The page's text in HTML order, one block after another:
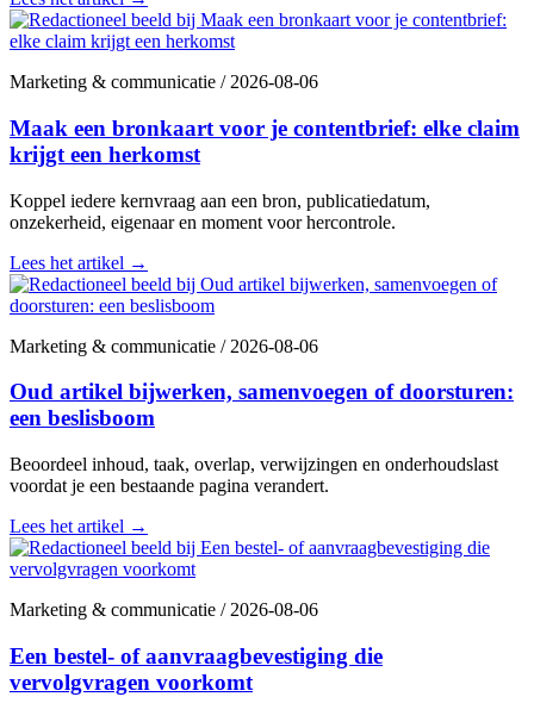
Marketing & communicatie /2026-08-06
Maak een bronkaart voor je contentbrief: elke claim
krijgt een herkomst
Koppel iedere kernvraag aan een bron, publicatiedatum,
onzekerheid, eigenaar en moment voor hercontrole.
Lees het artikel →
Marketing & communicatie /2026-08-06
Oud artikel bijwerken, samenvoegen of doorsturen:
een beslisboom
Beoordeel inhoud, taak, overlap, verwijzingen en onderhoudslast
voordat je een bestaande pagina verandert.
Lees het artikel →
Marketing & communicatie /2026-08-06
Een bestel- of aanvraagbevestiging die
vervolgvragen voorkomt